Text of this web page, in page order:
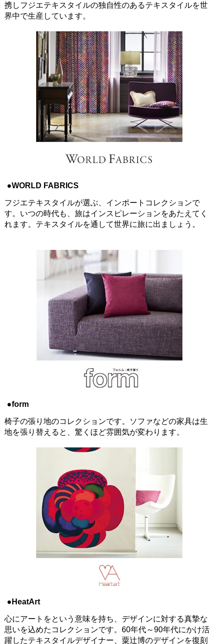
携しフジエテキスタイルの独自性のあるテキスタイルを世
界中で生産しています。
●WORLD FABRICS
フジエテキスタイルが選ぶ、インポートコレクションで
す。いつの時代も、旅はインスピレーションをあたえてく
れます。テキスタイルを通して世界に旅に出ましょう。
●form
椅子の張り地のコレクションです。ソファなどの家具は生
地を張り替えると、驚くほど雰囲気が変わります。
●HeatArt
心にアートをという意味を持ち、デザインに対する真摯な
思いを込めたコレクションです。60年代～90年代にかけ活
躍したテキスタイルデザイナー、粟辻博のデザインを復刻